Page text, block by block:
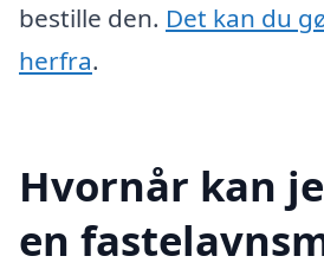
bestille den. Det kan du
herfra.
Hvornår kan
en